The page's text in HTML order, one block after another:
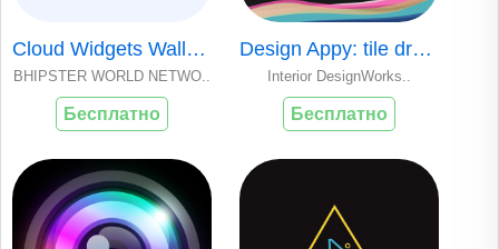
Cloud Widgets Wallpapers Shop
BHIPSTER WORLD NETWO..
Бесплатно
Design Appy: tile drawing
Interior DesignWorks..
Бесплатно